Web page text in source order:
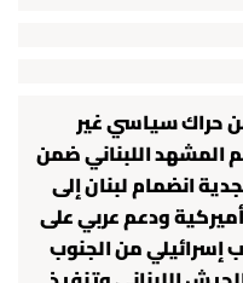
حراك سياسي غير
المشهد اللبناني ضمن
انضمام لبنان إلى
أميركية ودعم عربي على
إسرائيلي من الجنوب